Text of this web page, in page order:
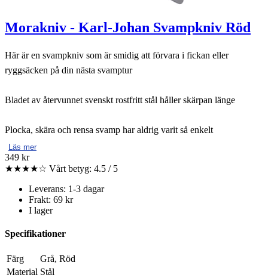
Morakniv - Karl-Johan Svampkniv Röd
Här är en svampkniv som är smidig att förvara i fickan eller
ryggsäcken på din nästa svamptur
Bladet av återvunnet svenskt rostfritt stål håller skärpan länge
Plocka, skära och rensa svamp har aldrig varit så enkelt
Läs mer
349 kr
★★★★☆ Vårt betyg: 4.5 / 5
Leverans: 1-3 dagar
Frakt: 69 kr
I lager
Specifikationer
Färg
Grå, Röd
Material Stål